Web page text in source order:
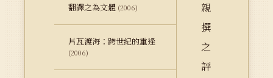
翻譯之為文體 (2006)
片瓦渡海：跨世紀的重逢
(2006)
親
撰
之
評